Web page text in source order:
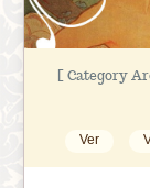
[ Category
Ver